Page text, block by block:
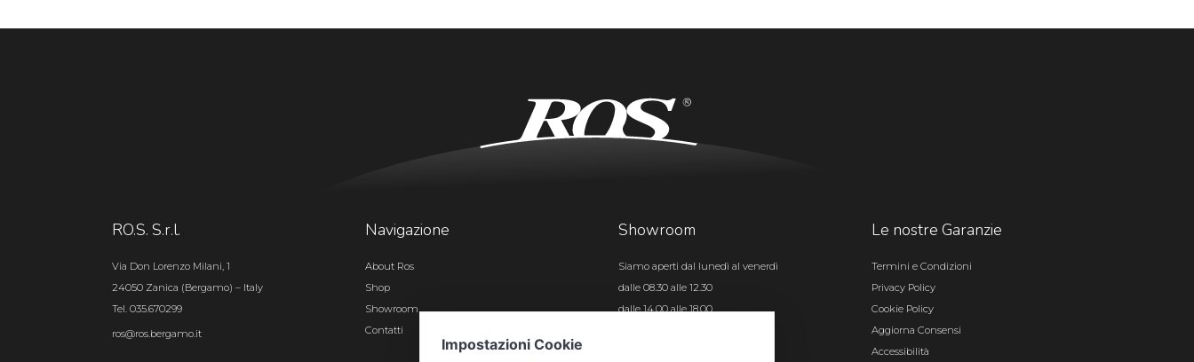
RO.S. S.r.l.
Via Don Lorenzo Milani, 1
24050 Zanica (Bergamo) – Italy
Tel. 035.670299
ros@ros.bergamo.it
Navigazione
About Ros
Shop
Showroom
Contatti
Showroom
Siamo aperti dal lunedì al venerdì
dalle 08.30 alle 12.30
dalle 14.00 alle 18.00
Le nostre Garanzie
Termini e Condizioni
Privacy Policy
Cookie Policy
Aggiorna Consensi
Accessibilità